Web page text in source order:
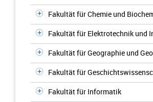
Fakultät für Chemie und
Fakultät für Elektrotechnik und
Fakultät für Geographie und
Fakultät für
Fakultät für Informatik